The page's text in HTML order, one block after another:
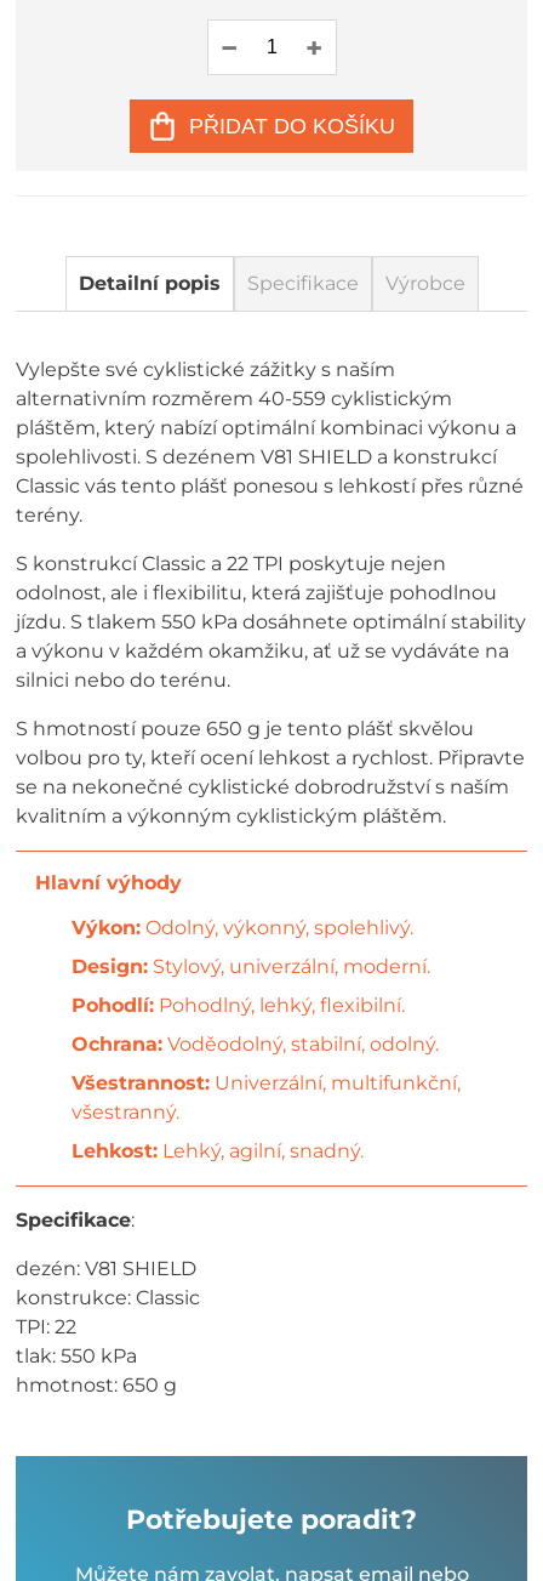
PŘIDAT DO KOŠÍKU
Detailní popis Specifikace Výrobce
Vylepšte své cyklistické zážitky s naším
alternativním rozměrem 40-559 cyklistickým
pláštěm, který nabízí optimální kombinaci výkonu a
spolehlivosti. S dezénem V81 SHIELD a konstrukcí
Classic vás tento plášť ponesou s lehkostí přes různé
terény.
S konstrukcí Classic a 22 TPI poskytuje nejen
odolnost, ale i flexibilitu, která zajišťuje pohodlnou
jízdu. S tlakem 550 kPa dosáhnete optimální stability
a výkonu v každém okamžiku, ať už se vydáváte na
silnici nebo do terénu.
S hmotností pouze 650 g je tento plášť skvělou
volbou pro ty, kteří ocení lehkost a rychlost. Připravte
se na nekonečné cyklistické dobrodružství s naším
kvalitním a výkonným cyklistickým pláštěm.
Výkon: Odolný, výkonný, spolehlivý.
Design: Stylový, univerzální, moderní.
Pohodlí: Pohodlný, lehký, flexibilní.
Ochrana: Voděodolný, stabilní, odolný.
Všestrannost: Univerzální, multifunkční,
všestranný.
Lehkost: Lehký, agilní, snadný.
Specifikace:
dezén: V81 SHIELD
konstrukce: Classic
TPI: 22
tlak: 550 kPa
hmotnost: 650 g
Potřebujete poradit?
Můžete nám zavolat, napsat email nebo